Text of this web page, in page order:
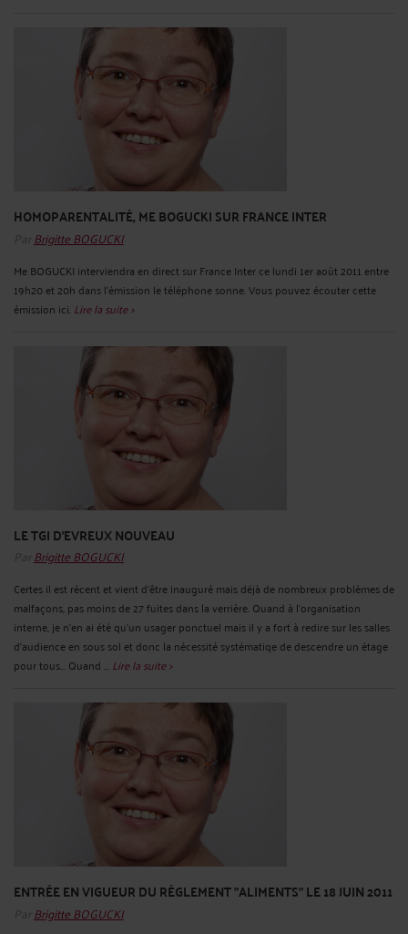
HOMOPARENTALITÉ, ME BOGUCKI SUR FRANCE INTER
Par Brigitte BOGUCKI
Me BOGUCKI interviendra en direct sur France Inter ce lundi 1er août 2011 entre
19h20 et 20h dans l'émission le téléphone sonne. Vous pouvez écouter cette
émission ici. Lire la suite >
LE TGI D'EVREUX NOUVEAU
Par Brigitte BOGUCKI
Certes il est récent et vient d'être inauguré mais déjà de nombreux problèmes de
malfaçons, pas moins de 27 fuites dans la verrière. Quand à l'organisation
interne, je n'en ai été qu'un usager ponctuel mais il y a fort à redire sur les salles
d'audience en sous sol et donc la nécessité systématiqe de descendre un étage
pour tous... Quand ... Lire la suite >
ENTRÉE EN VIGUEUR DU RÈGLEMENT "ALIMENTS" LE 18 JUIN 2011
Par Brigitte BOGUCKI